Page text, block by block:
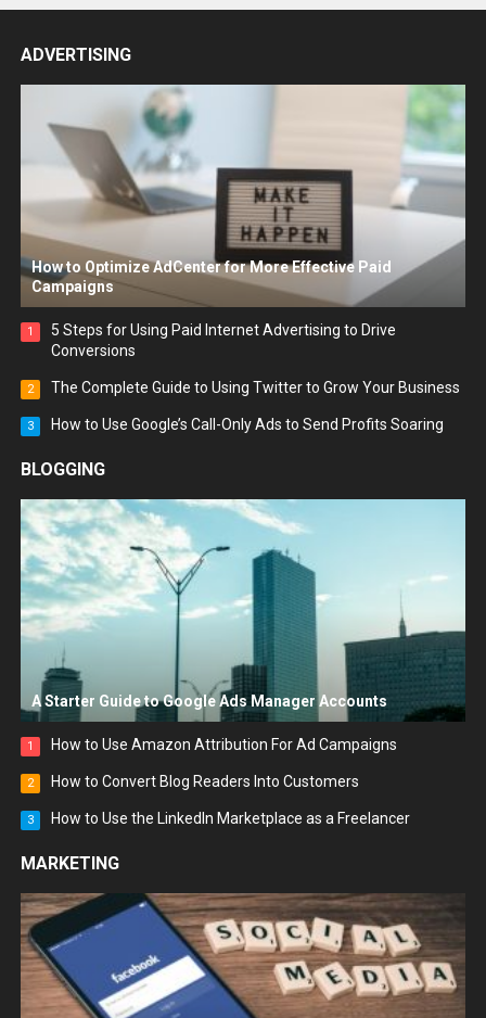
ADVERTISING
How to Optimize AdCenter for More Effective Paid
Campaigns
1
5 Steps for Using Paid Internet Advertising to Drive
Conversions
2 The Complete Guide to Using Twitter to Grow Your Business
3 How to Use Google’s Call-Only Ads to Send Profits Soaring
BLOGGING
A Starter Guide to Google Ads Manager Accounts
1 How to Use Amazon Attribution For Ad Campaigns
2 How to Convert Blog Readers Into Customers
3 How to Use the LinkedIn Marketplace as a Freelancer
MARKETING